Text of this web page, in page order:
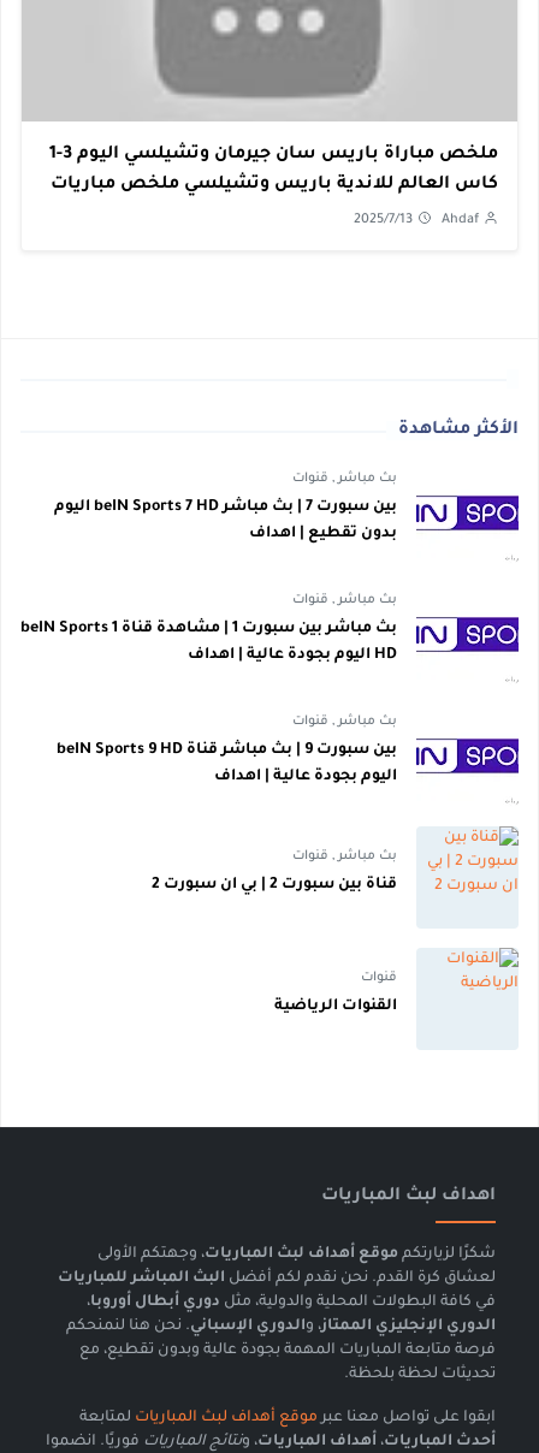
ملخص مباراة باريس سان جيرمان وتشيلسي اليوم 3-1
كاس العالم للاندية باريس وتشيلسي ملخص مباريات
اليوم | يلا لايف
Ahdaf
2025/7/13
الأكثر مشاهدة
بث مباشر , قنوات
بين سبورت 7 | بث مباشر beIN Sports 7 HD اليوم
بدون تقطيع | اهداف
بث مباشر , قنوات
بث مباشر بين سبورت 1 | مشاهدة قناة beIN Sports 1
HD اليوم بجودة عالية | اهداف
بث مباشر , قنوات
بين سبورت 9 | بث مباشر قناة beIN Sports 9 HD
اليوم بجودة عالية | اهداف
بث مباشر , قنوات
قناة بين سبورت 2 | بي ان سبورت 2
قنوات
القنوات الرياضية
اهداف لبث المباريات
شكرًا لزيارتكم موقع أهداف لبث المباريات، وجهتكم الأولى
لعشاق كرة القدم. نحن نقدم لكم أفضل البث المباشر للمباريات
في كافة البطولات المحلية والدولية، مثل دوري أبطال أوروبا،
الدوري الإنجليزي الممتاز، والدوري الإسباني. نحن هنا لنمنحكم
فرصة متابعة المباريات المهمة بجودة عالية وبدون تقطيع، مع
تحديثات لحظة بلحظة.
ابقوا على تواصل معنا عبر موقع أهداف لبث المباريات لمتابعة
أحدث المباريات، أهداف المباريات، ونتائج المباريات فوريًا. انضموا